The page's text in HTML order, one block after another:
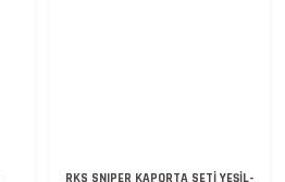
RKS SNIPER KAPORTA SETİ YEŞİL-